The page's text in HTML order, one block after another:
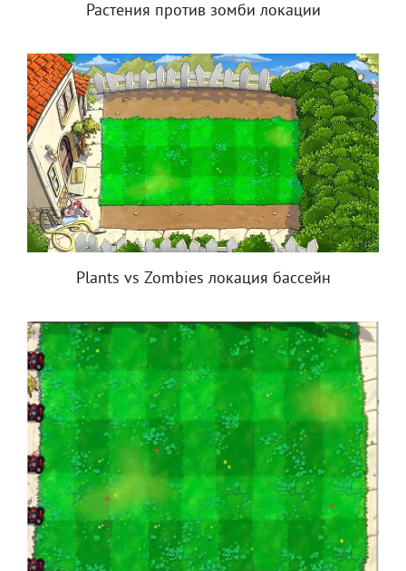
Растения против зомби локации
Plants vs Zombies локация бассейн